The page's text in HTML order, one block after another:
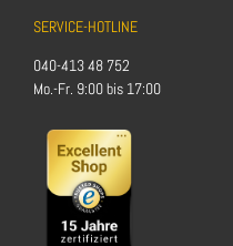
SERVICE-HOTLINE
040-413 48 752
Mo.-Fr. 9:00 bis 17:00